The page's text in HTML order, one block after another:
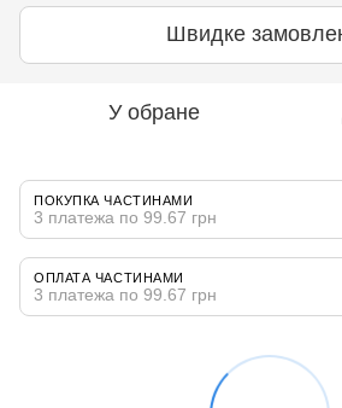
Швидке
У обране
ПОКУПКА ЧАСТИНАМИ
3 платежа по 99.67 грн
ОПЛАТА ЧАСТИНАМИ
3 платежа по 99.67 грн